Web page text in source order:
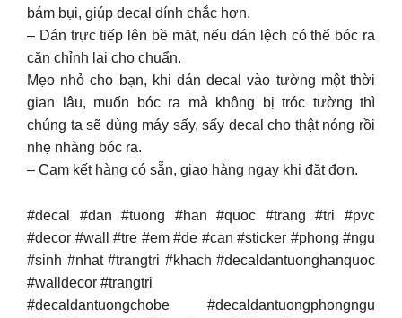
bám bụi, giúp decal dính chắc hơn.
– Dán trực tiếp lên bề mặt, nếu dán lệch có thể bóc ra
căn chỉnh lại cho chuẩn.
Mẹo nhỏ cho bạn, khi dán decal vào tường một thời
gian lâu, muốn bóc ra mà không bị tróc tường thì
chúng ta sẽ dùng máy sấy, sấy decal cho thật nóng rồi
nhẹ nhàng bóc ra.
– Cam kết hàng có sẵn, giao hàng ngay khi đặt đơn.
#decal #dan #tuong #han #quoc #trang #tri #pvc
#decor #wall #tre #em #de #can #sticker #phong #ngu
#sinh #nhat #trangtri #khach #decaldantuonghanquoc
#walldecor #trangtri
#decaldantuongchobe #decaldantuongphongngu